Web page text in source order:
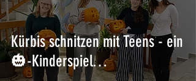
Kürbis schnitzen mit Teens - ein
🎃-Kinderspiel…